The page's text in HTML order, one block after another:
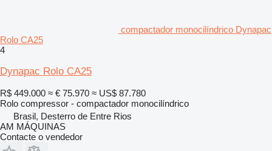
compactador monocilíndrico Dynapac
Rolo CA25
4
Dynapac Rolo CA25
R$ 449.000 ≈ € 75.970 ≈ US$ 87.780
Rolo compressor - compactador monocilíndrico
Brasil, Desterro de Entre Rios
AM MÁQUINAS
Contacte o vendedor